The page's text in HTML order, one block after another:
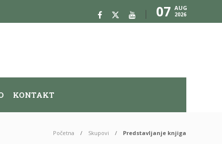
07 AUG
2026
KONTAKT
Početna Skupovi Predstavljanje knjiga